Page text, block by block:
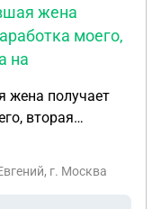
жена
моего,
на
жена получает
вторая
зная что я
и жена решила
г. Москва